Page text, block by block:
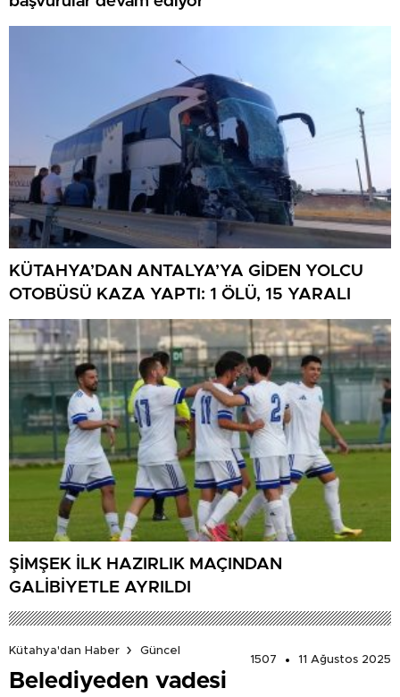
KÜTAHYA’DAN ANTALYA’YA GİDEN YOLCU
OTOBÜSÜ KAZA YAPTI: 1 ÖLÜ, 15 YARALI
ŞİMŞEK İLK HAZIRLIK MAÇINDAN
GALİBİYETLE AYRILDI
Kütahya'dan Haber
Güncel
1507
11 Ağustos 2025
Belediyeden vadesi